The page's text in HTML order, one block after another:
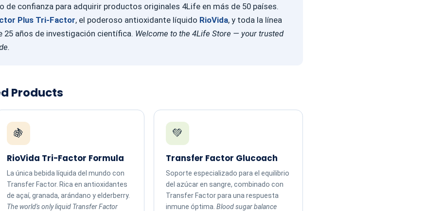
confianza para adquirir productos originales 4Life en más de 50 países.
Plus Tri-Factor, el poderoso antioxidante líquido RioVida, y toda la línea
años de investigación científica. Welcome to the 4Life Store — your trusted
Products
🍇
RioVida Tri-Factor Formula
La única bebida líquida del mundo con
Transfer Factor. Rica en antioxidantes
de açaí, granada, arándano y elderberry.
The world's only liquid Transfer Factor
💚
Transfer Factor Glucoach
Soporte especializado para el equilibrio
del azúcar en sangre, combinado con
Transfer Factor para una respuesta
inmune óptima. Blood sugar balance